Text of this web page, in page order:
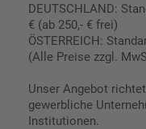
DEUTSCHLAND:
€ (ab 250,- € frei)
ÖSTERREICH:
(Alle Preise zzgl.
Unser Angebot
gewerbliche
Institutionen.